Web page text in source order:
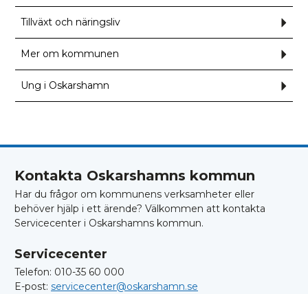
Tillväxt och näringsliv
Mer om kommunen
Mer
Ung i Oskarshamn
Ung
Kontakta Oskarshamns kommun
Har du frågor om kommunens verksamheter eller
behöver hjälp i ett ärende? Välkommen att kontakta
Servicecenter i Oskarshamns kommun.
Servicecenter
Telefon: 010-35 60 000
E-post: servicecenter@oskarshamn.se